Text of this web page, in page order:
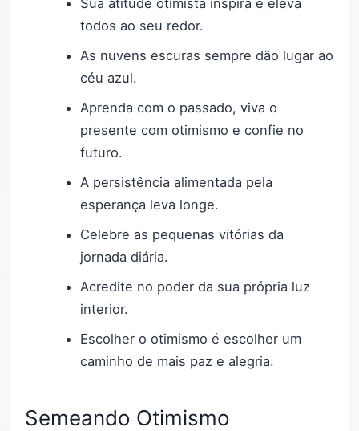
todos ao seu redor.
As nuvens escuras sempre dão lugar ao
céu azul.
Aprenda com o passado, viva o
presente com otimismo e confie no
futuro.
A persistência alimentada pela
esperança leva longe.
Celebre as pequenas vitórias da
jornada diária.
Acredite no poder da sua própria luz
interior.
Escolher o otimismo é escolher um
caminho de mais paz e alegria.
Semeando Otimismo